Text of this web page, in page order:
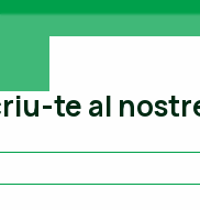
Àrees de
9 assessors està
te al